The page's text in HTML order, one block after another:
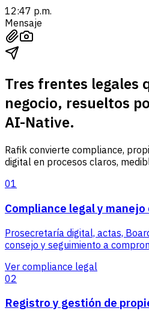
12:47 p.m.
Mensaje
Tres frentes legales
negocio, resueltos
AI-Native.
Rafik convierte compliance,
digital en procesos claros,
01
Compliance legal y
Prosecretaría digital, actas,
consejo y seguimiento a
Ver compliance legal
02
Registro y gestión de